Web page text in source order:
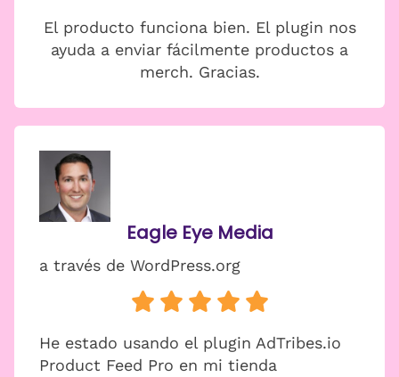
El producto funciona bien. El plugin nos
ayuda a enviar fácilmente productos a
merch. Gracias.
Eagle Eye Media
a través de WordPress.org
He estado usando el plugin AdTribes.io
Product Feed Pro en mi tienda